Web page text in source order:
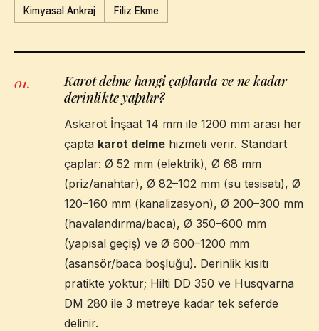
Kimyasal Ankraj Filiz Ekme
01.
Karot delme hangi çaplarda ve ne kadar
derinlikte yapılır?
Askarot İnşaat 14 mm ile 1200 mm arası her
çapta karot delme hizmeti verir. Standart
çaplar: Ø 52 mm (elektrik), Ø 68 mm
(priz/anahtar), Ø 82–102 mm (su tesisatı), Ø
120–160 mm (kanalizasyon), Ø 200–300 mm
(havalandırma/baca), Ø 350–600 mm
(yapısal geçiş) ve Ø 600–1200 mm
(asansör/baca boşluğu). Derinlik kısıtı
pratikte yoktur; Hilti DD 350 ve Husqvarna
DM 280 ile 3 metreye kadar tek seferde
delinir.